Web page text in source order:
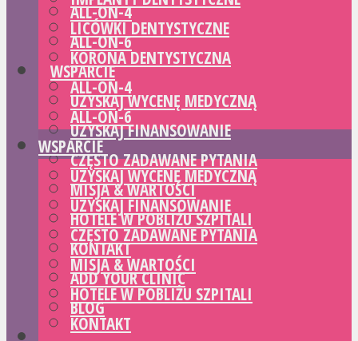
ALL-ON-4
ALL-ON-6
WSPARCIE
UZYSKAJ WYCENĘ MEDYCZNĄ
UZYSKAJ FINANSOWANIE
CZĘSTO ZADAWANE PYTANIA
MISJA & WARTOŚCI
HOTELE W POBLIŻU SZPITALI
KONTAKT
ADD YOUR CLINIC
BLOG
LICÓWKI DENTYSTYCZNE
KORONA DENTYSTYCZNA
ALL-ON-4
ALL-ON-6
WSPARCIE
UZYSKAJ WYCENĘ MEDYCZNĄ
UZYSKAJ FINANSOWANIE
CZĘSTO ZADAWANE PYTANIA
MISJA & WARTOŚCI
HOTELE W POBLIŻU SZPITALI
KONTAKT